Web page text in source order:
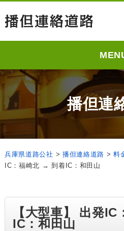
播但連
兵庫県道路公社 > 播但連絡道路 >料
IC：福崎北 → 到着IC：和田山
【大型車】 出発
IC：和田山